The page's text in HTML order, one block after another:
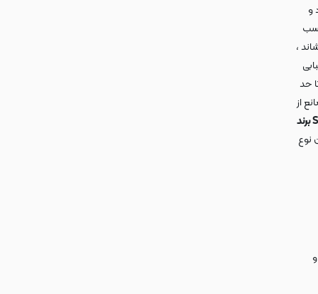
و
،
حد
از
گلس های شیشه ای SUPER ANTI برند
نوع